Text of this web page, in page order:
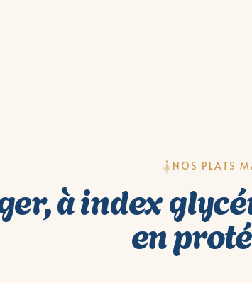
NOS PLATS
à index
en